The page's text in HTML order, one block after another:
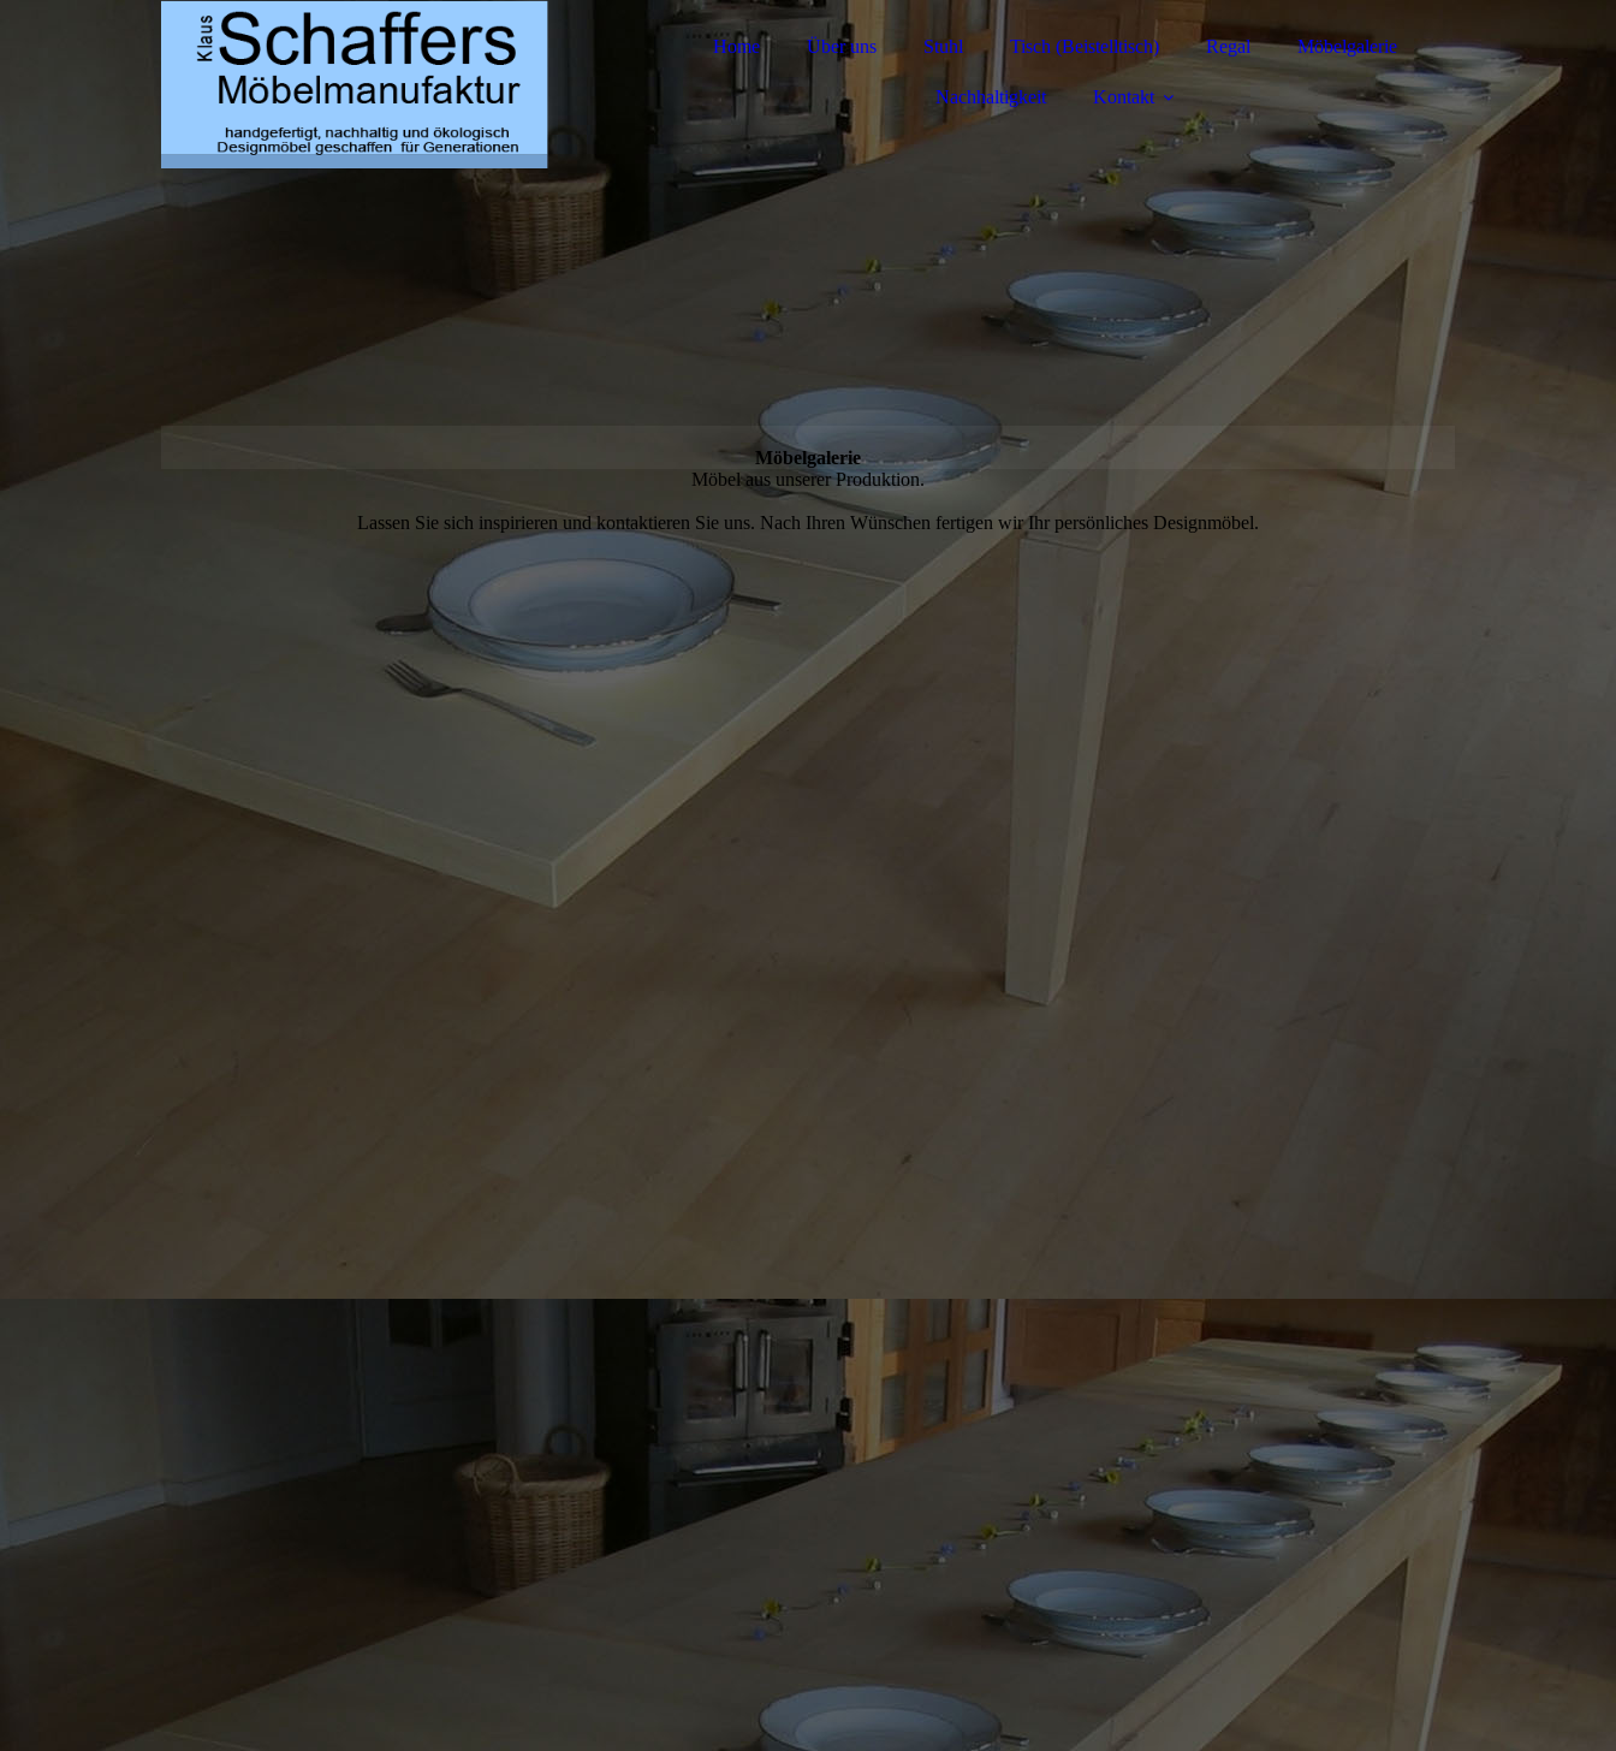
Home Über uns Stuhl Tisch (Beistelltisch) Regal Möbelgalerie
Nachhaltigkeit Kontakt
Möbelgalerie
Möbel aus unserer Produktion.
Lassen Sie sich inspirieren und kontaktieren Sie uns. Nach Ihren Wünschen fertigen wir Ihr persönliches Designmöbel.